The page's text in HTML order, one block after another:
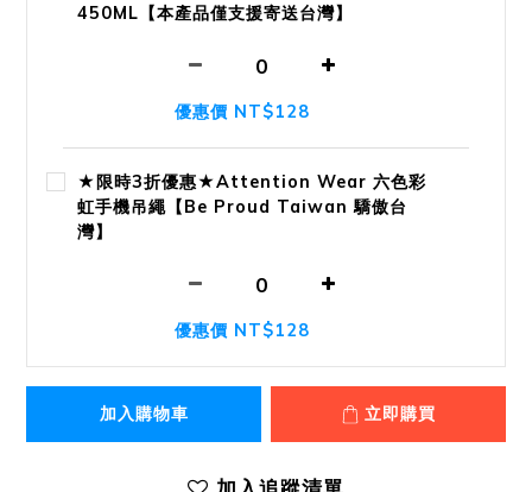
450ML【本產品僅支援寄送台灣】
優惠價 NT$128
★限時3折優惠★Attention Wear 六色彩
虹手機吊繩【Be Proud Taiwan 驕傲台
灣】
優惠價 NT$128
加入購物車 立即購買